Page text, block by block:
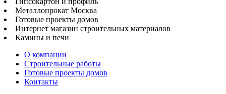
Металлопрокат Москва
Готовые проекты домов
Интернет магазин строительных материалов
Камины и печи
О компании
Строительные работы
Готовые проекты домов
Контакты